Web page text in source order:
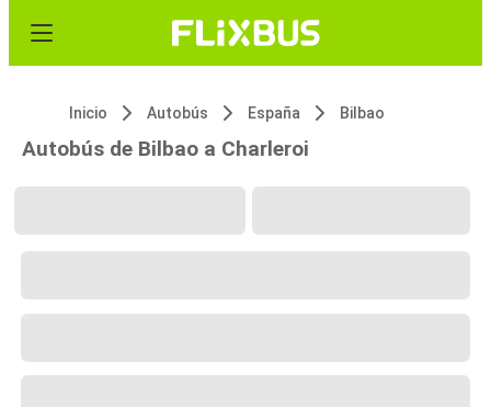
Inicio Autobús España Bilbao
Autobús de Bilbao a Charleroi